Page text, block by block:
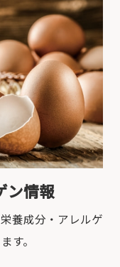
ン情報
養成分・アレルゲ
す。